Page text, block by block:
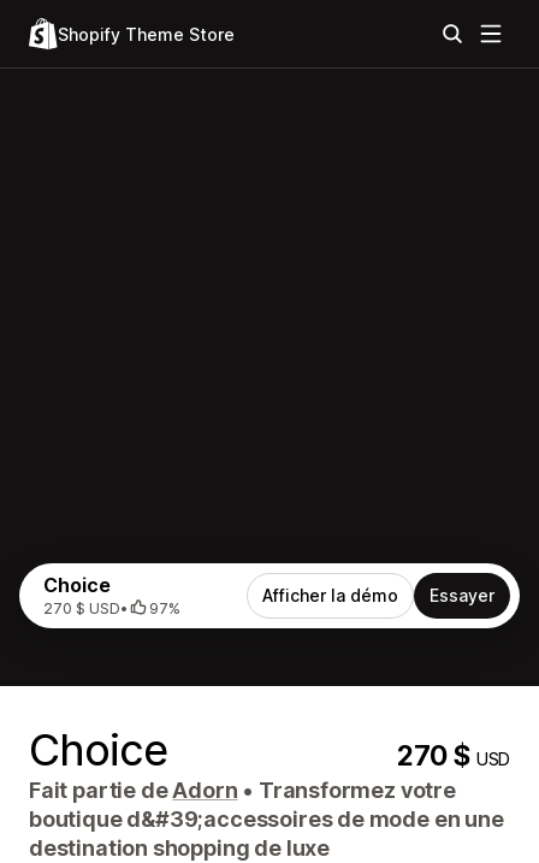
Shopify Theme Store
Choice
270 $ USD• 97%
Afficher la démo Essayer
Choice 270 $USD
Fait partie deAdorn • Transformez votre
boutique d&#39;accessoires de mode en une
destination shopping de luxe